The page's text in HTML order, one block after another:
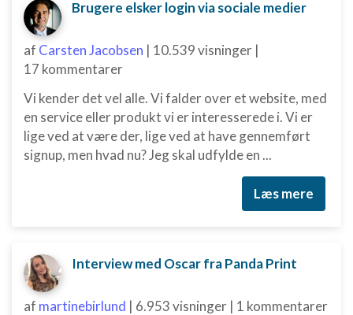
Brugere elsker login via sociale medier
af Carsten Jacobsen | 10.539 visninger |
17 kommentarer
Vi kender det vel alle. Vi falder over et website, med
en service eller produkt vi er interesserede i. Vi er
lige ved at være der, lige ved at have gennemført
signup, men hvad nu? Jeg skal udfylde en ...
Læs mere
Interview med Oscar fra Panda Print
af martinebirlund | 6.953 visninger | 1 kommentarer